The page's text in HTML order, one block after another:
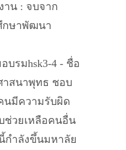
าน : จบจาก
กษาพัฒนา
บรมhsk3-4 - ชื่อ
าสนาพุทธ ชอบ
นมีความรับผิด
ช่วยเหลือคนอื่น
กำลังขึ้นมหาลัย